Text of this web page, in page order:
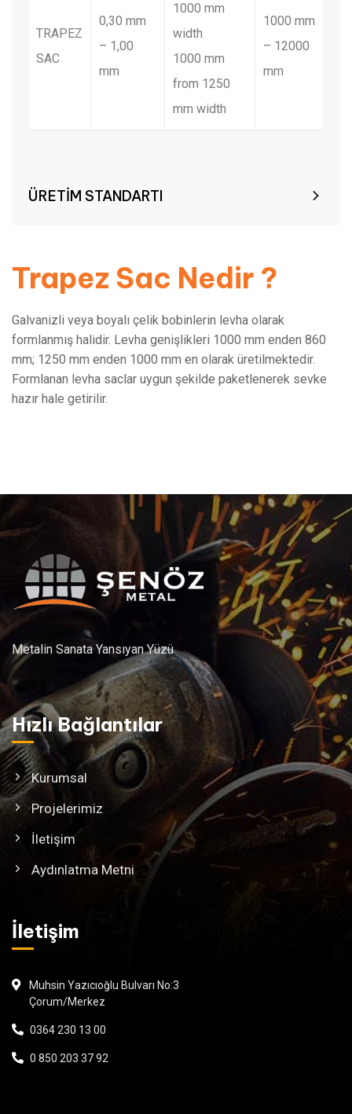
TRAPEZ
SAC
0,30 mm
– 1,00
mm
1000 mm
width
1000 mm
from 1250
mm width
1000 mm
– 12000
mm
ÜRETİM STANDARTI
Trapez Sac Nedir ?
Galvanizli veya boyalı çelik bobinlerin levha olarak
formlanmış halidir. Levha genişlikleri 1000 mm enden 860
mm; 1250 mm enden 1000 mm en olarak üretilmektedir.
Formlanan levha saclar uygun şekilde paketlenerek sevke
hazır hale getirilir.
Metalin Sanata Yansıyan Yüzü
Hızlı Bağlantılar
Kurumsal
Projelerimiz
İletişim
Aydınlatma Metni
İletişim
Muhsin Yazıcıoğlu Bulvarı No:3
Çorum/Merkez
0364 230 13 00
0 850 203 37 92